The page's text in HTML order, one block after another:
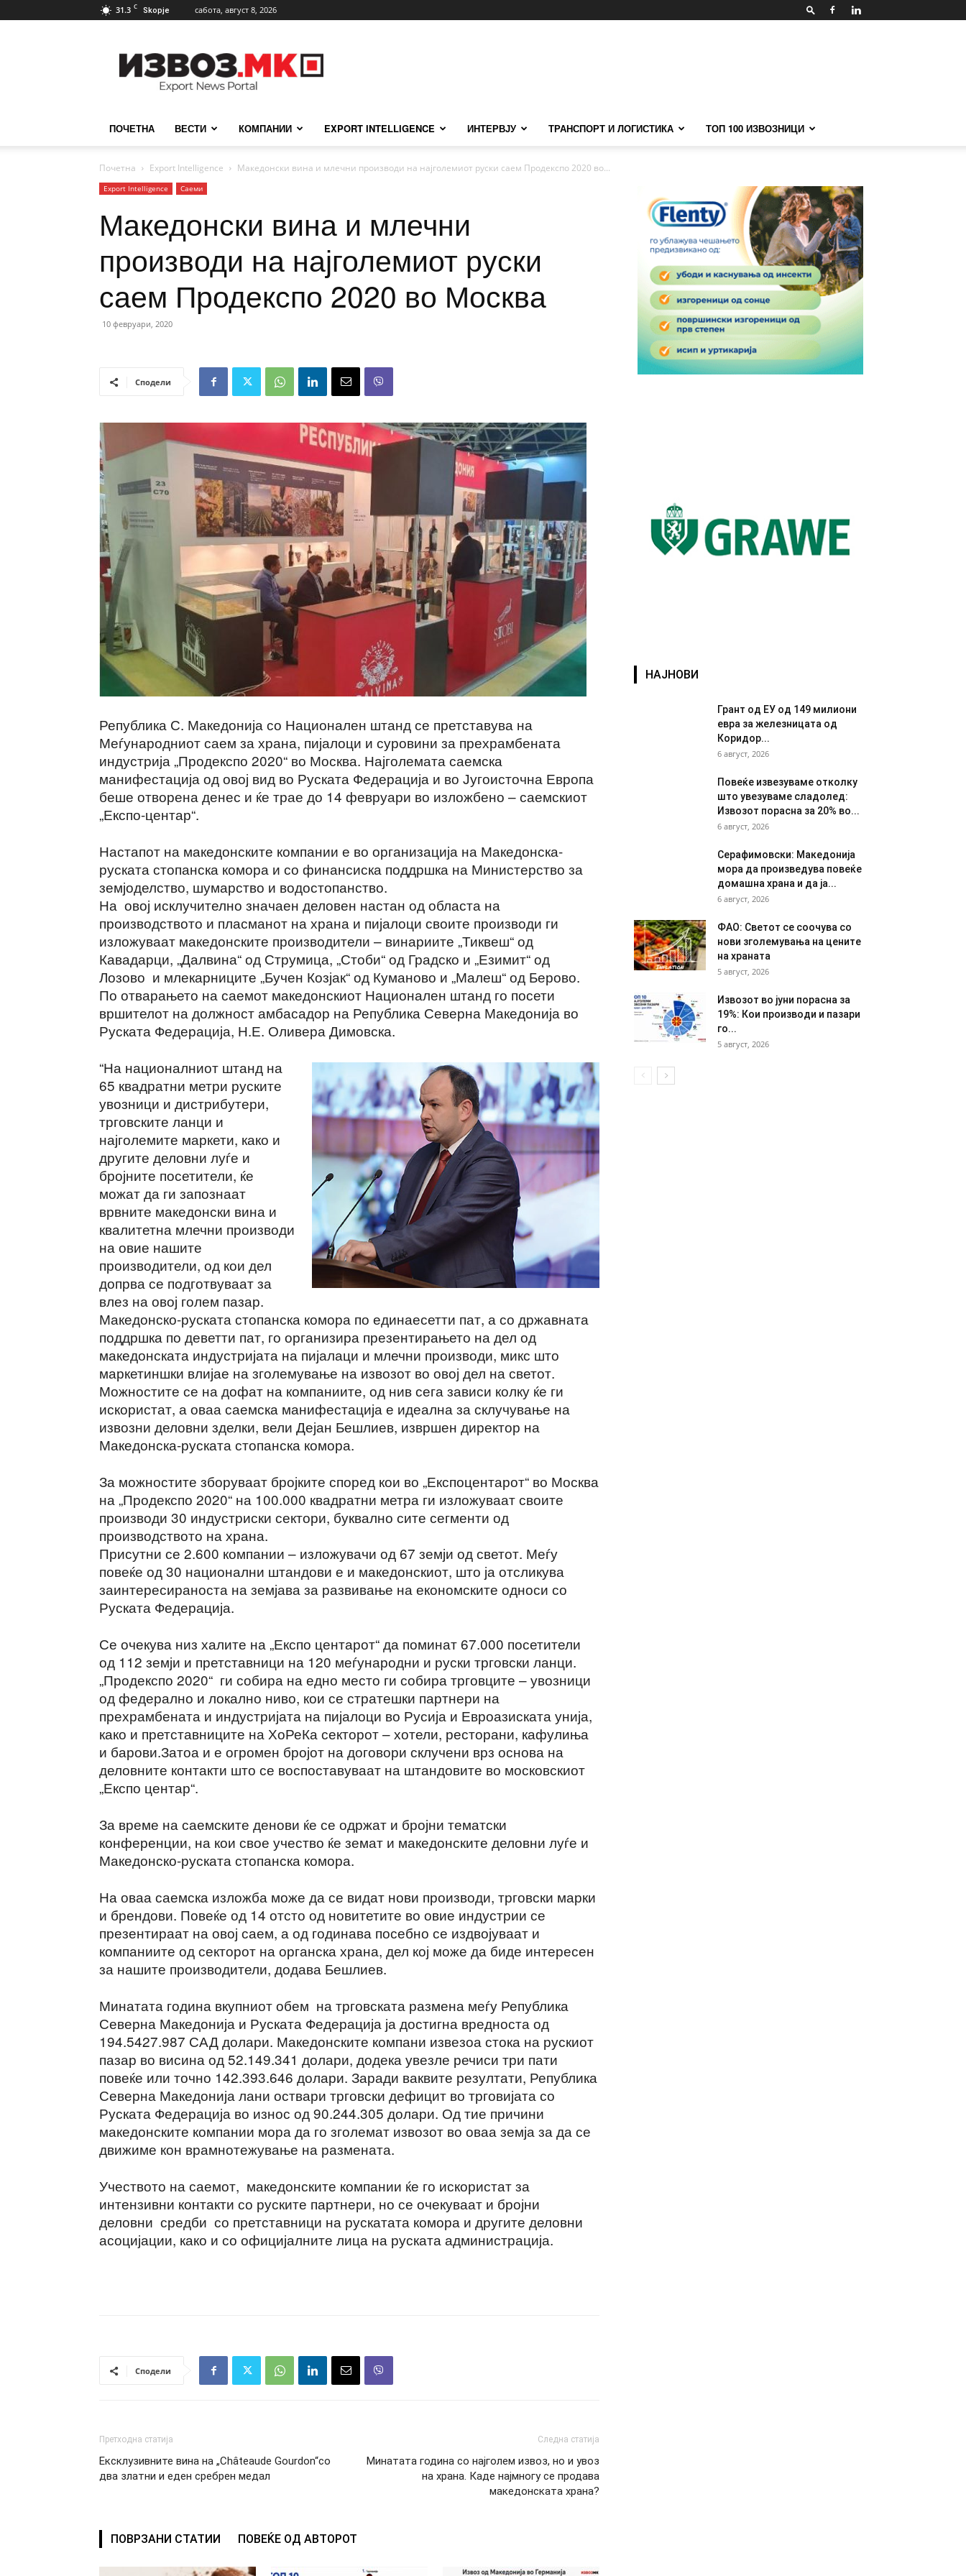
31.3 C Skopje сабота, август 8, 2026
ПОЧЕТНА ВЕСТИ КОМПАНИИ EXPORT INTELLIGENCE ИНТЕРВЈУ ТРАНСПОРТ И ЛОГИСТИКА ТОП 100 ИЗВОЗНИЦИ
Почетна Еxport Intelligence Македонски вина и млечни производи на најголемиот руски саем Продекспо 2020 во...
Еxport Intelligence Саеми
Македонски вина и млечни
производи на најголемиот руски
саем Продекспо 2020 во Москва
10 февруари, 2020
Сподели
Република С. Македонија со Национален штанд се претставува на
Меѓународниот саем за храна, пијалоци и суровини за прехрамбената
индустрија „Продекспо 2020“ во Москва. Најголемата саемска
манифестација од овој вид во Руската Федерација и во Југоисточна Европа
беше отворена денес и ќе трае до 14 февруари во изложбено – саемскиот
„Експо-центар“.
Настапот на македонските компании е во организација на Македонска-
руската стопанска комора и со финансиска поддршка на Министерство за
земјоделство, шумарство и водостопанство.
На овој исклучително значаен деловен настан од областа на
производството и пласманот на храна и пијалоци своите производи ги
изложуваат македонските производители – винариите „Тиквеш“ од
Кавадарци, „Далвина“ од Струмица, „Стоби“ од Градско и „Езимит“ од
Лозово и млекарниците „Бучен Козјак“ од Куманово и „Малеш“ од Берово.
По отварањето на саемот македонскиот Национален штанд го посети
вршителот на должност амбасадор на Република Северна Македонија во
Руската Федерација, Н.Е. Оливера Димовска.
“На националниот штанд на
65 квадратни метри руските
увозници и дистрибутери,
трговските ланци и
најголемите маркети, како и
другите деловни луѓе и
бројните посетители, ќе
можат да ги запознаат
врвните македонски вина и
квалитетна млечни производи
на овие нашите
производители, од кои дел
допрва се подготвуваат за
влез на овој голем пазар.
Македонско-руската стопанска комора по единаесетти пат, а со државната
поддршка по деветти пат, го организира презентирањето на дел од
македонската индустријата на пијалаци и млечни производи, микс што
маркетиншки влијае на зголемување на извозот во овој дел на светот.
Можностите се на дофат на компаниите, од нив сега зависи колку ќе ги
искористат, а оваа саемска манифестација е идеална за склучување на
извозни деловни зделки, вели Дејан Бешлиев, извршен директор на
Македонска-руската стопанска комора.
За можностите зборуваат бројките според кои во „Експоцентарот“ во Москва
на „Продекспо 2020“ на 100.000 квадратни метра ги изложуваат своите
производи 30 индустриски сектори, буквално сите сегменти од
производството на храна.
Присутни се 2.600 компании – изложувачи од 67 земји од светот. Меѓу
повеќе од 30 национални штандови е и македонскиот, што ја отсликува
заинтересираноста на земјава за развивање на економските односи со
Руската Федерација.
Се очекува низ халите на „Експо центарот“ да поминат 67.000 посетители
од 112 земји и претставници на 120 меѓународни и руски трговски ланци.
„Продекспо 2020“ ги собира на едно место ги собира трговците – увозници
од федерално и локално ниво, кои се стратешки партнери на
прехрамбената и индустријата на пијалоци во Русија и Евроазиската унија,
како и претставниците на ХоРеКа секторот – хотели, ресторани, кафулиња
и барови.Затоа и е огромен бројот на договори склучени врз основа на
деловните контакти што се воспоставуваат на штандовите во московскиот
„Експо центар“.
За време на саемските денови ќе се одржат и бројни тематски
конференции, на кои свое учество ќе земат и македонските деловни луѓе и
Македонско-руската стопанска комора.
На оваа саемска изложба може да се видат нови производи, трговски марки
и брендови. Повеќе од 14 отсто од новитетите во овие индустрии се
презентираат на овој саем, а од годинава посебно се издвојуваат и
компаниите од секторот на органска храна, дел кој може да биде интересен
за нашите производители, додава Бешлиев.
Минатата година вкупниот обем на трговската размена меѓу Република
Северна Македонија и Руската Федерација ја достигна вредноста од
194.5427.987 САД долари. Македонските компани извезоа стока на рускиот
пазар во висина од 52.149.341 долари, додека увезле речиси три пати
повеќе или точно 142.393.646 долари. Заради ваквите резултати, Република
Северна Македонија лани оствари трговски дефицит во трговијата со
Руската Федерација во износ од 90.244.305 долари. Од тие причини
македонските компании мора да го зголемат извозот во оваа земја за да се
движиме кон врамнотежување на размената.
Учеството на саемот, македонските компании ќе го искористат за
интензивни контакти со руските партнери, но се очекуваат и бројни
деловни средби со претставници на рускатата комора и другите деловни
асоцијации, како и со официјалните лица на руската администрација.
Сподели
Претходна статија
Ексклузивните вина на „Châteaude Gourdon“со
два златни и еден сребрен медал
Следна статија
Минатата година со најголем извоз, но и увоз
на храна. Каде најмногу се продава
македонската храна?
ПОВРЗАНИ СТАТИИ ПОВЕЌЕ ОД АВТОРОТ
НАЈНОВИ
Грант од ЕУ од 149 милиони
евра за железницата од
Коридор...
6 август, 2026
Повеќе извезуваме отколку
што увезуваме сладолед:
Извозот порасна за 20% во...
6 август, 2026
Серафимовски: Македонија
мора да произведува повеќе
домашна храна и да ја...
6 август, 2026
ФАО: Светот се соочува со
нови зголемувања на цените
на храната
5 август, 2026
Извозот во јуни порасна за
19%: Кои производи и пазари
го...
5 август, 2026